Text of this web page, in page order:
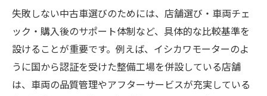
失敗しない中古車選びのためには、店舗選び・車両チェ
ック・購入後のサポート体制など、具体的な比較基準を
設けることが重要です。例えば、イシカワモーターのよ
うに国から認証を受けた整備工場を併設している店舗
は、車両の品質管理やアフターサービスが充実している